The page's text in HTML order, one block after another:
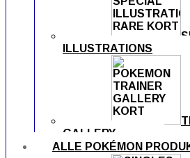
ILLUSTRATIONS
GALLERY
ALLE POKÉMON